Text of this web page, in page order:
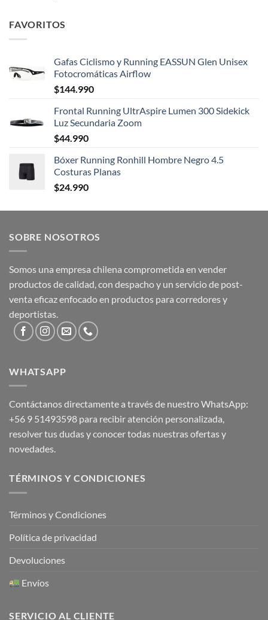
FAVORITOS
Gafas Ciclismo y Running EASSUN Glen Unisex
Fotocromáticas Airflow
$144.990
Frontal Running UltrAspire Lumen 300 Sidekick
Luz Secundaria Zoom
$44.990
Bóxer Running Ronhill Hombre Negro 4.5
Costuras Planas
$24.990
SOBRE NOSOTROS
Somos una empresa chilena comprometida en vender
productos de calidad, con despacho y un servicio de post-
venta eficaz enfocado en productos para corredores y
deportistas.
WHATSAPP
Contáctanos directamente a través de nuestro WhatsApp:
+56 9 51493598 para recibir atención personalizada,
resolver tus dudas y conocer todas nuestras ofertas y
novedades.
TÉRMINOS Y CONDICIONES
Términos y Condiciones
Política de privacidad
Devoluciones
Envíos
SERVICIO AL CLIENTE